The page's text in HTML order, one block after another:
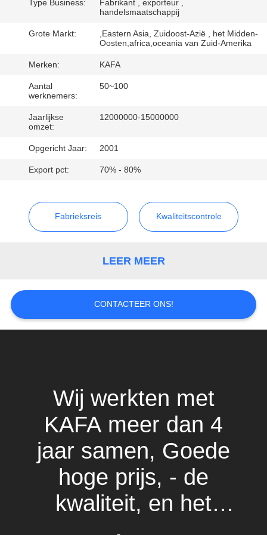
ONS
FABRIEKSTOUR
KWALITEITSCONTROLE
NEEM
MET
ONS
NIEUWS
SITEMAP
Type Business:
Fabrikant , exporteur ,
handelsmaatschappij
Grote Markt:
,Eastern Asia, Zuidoost-Azië , het Midden-
Oosten,africa,oceania van Zuid-Amerika
Merken: KAFA
Aantal
werknemers:
50~100
Jaarlijkse
omzet:
12000000-15000000
Opgericht Jaar: 2001
Export pct: 70% - 80%
Fabrieksreis Kwaliteitscontrole
LEER MEER
CONTACTEER ONS!
Wij werkten met
KAFA meer dan 4
jaar samen, Goede
hoge prijs, - de
kwaliteit, en het
belangrijkst is de op